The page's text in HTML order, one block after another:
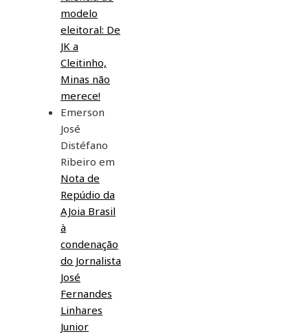
modelo
eleitoral: De
JK a
Cleitinho,
Minas não
merece!
Emerson
José
Distéfano
Ribeiro em
Nota de
Repúdio da
AJoia Brasil
à
condenação
do Jornalista
José
Fernandes
Linhares
Junior